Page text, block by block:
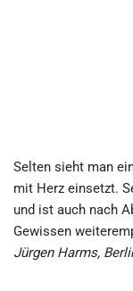
Selten sieht man
mit Herz einsetzt.
und ist auch nach
Gewissen
Jürgen Harms,